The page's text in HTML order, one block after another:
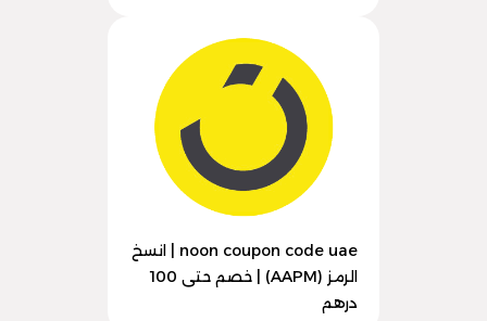
noon coupon code uae | انسخ
الرمز (AAPM) | خصم حتى 100
درهم